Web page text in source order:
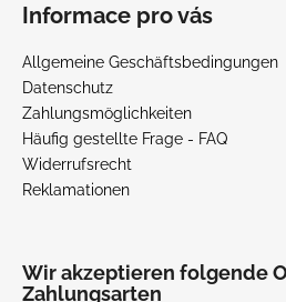
Informace pro vás
Allgemeine Geschäftsbedingungen
Datenschutz
Zahlungsmöglichkeiten
Häufig gestellte Frage - FAQ
Widerrufsrecht
Reklamationen
Wir akzeptieren folgende
Zahlungsarten